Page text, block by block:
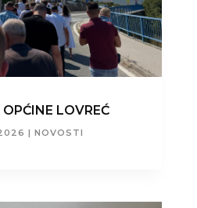
LOVREĆ
| NOVOSTI